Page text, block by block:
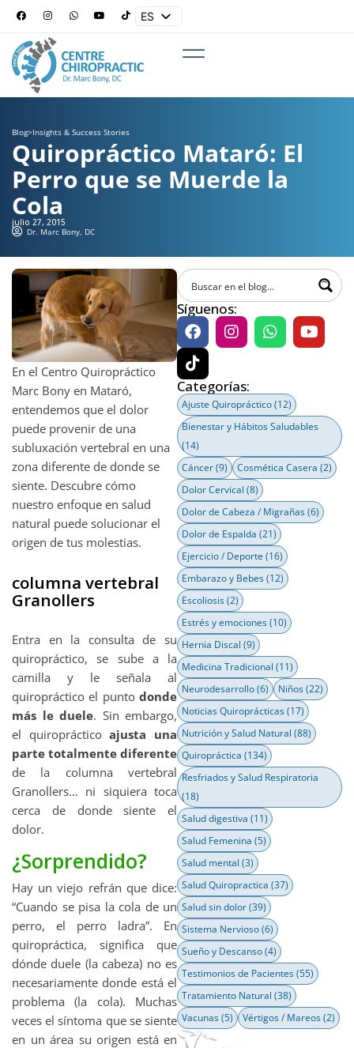
ES
Blog>Insights & Success Stories
Quiropráctico Mataró: El
Perro que se Muerde la
Cola
julio 27, 2015
Dr. Marc Bony, DC
En el Centro Quiropráctico
Marc Bony en Mataró,
entendemos que el dolor
puede provenir de una
subluxación vertebral en una
zona diferente de donde se
siente. Descubre cómo
nuestro enfoque en salud
natural puede solucionar el
origen de tus molestias.
columna vertebral
Granollers
Entra en la consulta de su
quiropráctico, se sube a la
camilla y le señala al
quiropráctico el punto donde
más le duele. Sin embargo,
el quiroprácticoajusta una
parte totalmente diferente
de la columna vertebral
Granollers… ni siquiera toca
cerca de donde siente el
dolor.
¿Sorprendido?
Hay un viejo refrán que dice:
“Cuando se pisa la cola de un
perro, el perro ladra”. En
quiropráctica, significa que
dónde duele (la cabeza) no es
necesariamente donde está el
problema (la cola). Muchas
veces el síntoma que se siente
en un área su origen está en
Síguenos:
Categorías:
Ajuste Quiropráctico(12)
Bienestar y Hábitos Saludables
(14)
Cáncer(9) Cosmética Casera (2)
Dolor Cervical (8)
Dolor de Cabeza / Migrañas(6)
Dolor de Espalda (21)
Ejercicio / Deporte (16)
Embarazo y Bebes(12)
Escoliosis(2)
Estrés y emociones(10)
Hernia Discal (9)
Medicina Tradicional (11)
Neurodesarrollo(6) Niños(22)
Noticias Quiroprácticas(17)
Nutrición y Salud Natural (88)
Quiropráctica (134)
Resfriados y Salud Respiratoria
(18)
Salud digestiva (11)
Salud Femenina (5)
Salud mental (3)
Salud Quiropractica (37)
Salud sin dolor(39)
Sistema Nervioso(6)
Sueño y Descanso(4)
Testimonios de Pacientes(55)
Tratamiento Natural (38)
Vacunas(5) Vértigos / Mareos(2)